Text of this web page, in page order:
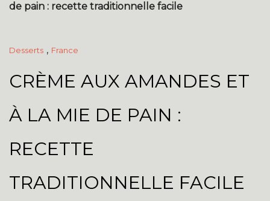
de pain : recette traditionnelle facile
Desserts , France
CRÈME AUX AMANDES ET
À LA MIE DE PAIN :
RECETTE
TRADITIONNELLE FACILE